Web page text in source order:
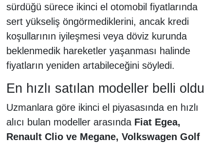
sürdüğü sürece ikinci el otomobil fiyatlarında
sert yükseliş öngörmediklerini, ancak kredi
koşullarının iyileşmesi veya döviz kurunda
beklenmedik hareketler yaşanması halinde
fiyatların yeniden artabileceğini söyledi.
En hızlı satılan modeller belli oldu
Uzmanlara göre ikinci el piyasasında en hızlı
alıcı bulan modeller arasında Fiat Egea,
Renault Clio ve Megane, Volkswagen Golf